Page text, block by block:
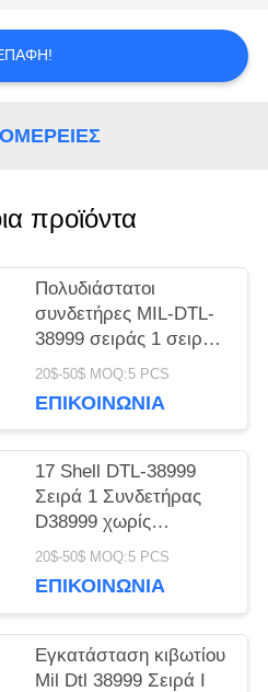
προϊόντα
Πολυδιάστατοι
συνδετήρες MIL-DTL-
38999 σειράς 1 σειράς
D38999 κάδμιο 6
20$-50$ MOQ:5 PCS
ΕΠΙΚΟΙΝΩΝΊΑ
17 Shell DTL-38999
Σειρά 1 Συνδετήρας
D38999 χωρίς
ηλεκτρική νικελική
20$-50$ MOQ:5 PCS
ΕΠΙΚΟΙΝΩΝΊΑ
Εγκατάσταση κιβωτίου
Mil Dtl 38999 Σειρά I